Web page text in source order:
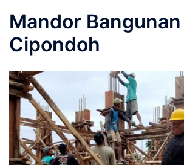
Mandor Bangunan
Cipondoh